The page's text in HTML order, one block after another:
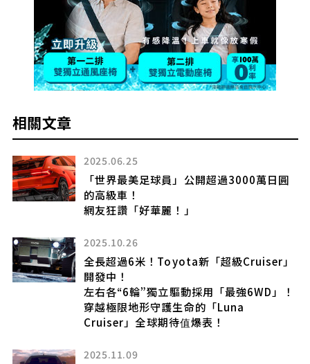
相關文章
2025.06.25
「世界最美足球員」公開超過3000萬日圓
的高級車！
網友狂讚「好華麗！」
2025.10.26
全長超過6米！Toyota新「超級Cruiser」
開發中！
左右各“6輪”獨立驅動採用「最強6WD」！
穿越極限地形守護生命的「Luna
Cruiser」全球期待值爆表！
2025.11.09